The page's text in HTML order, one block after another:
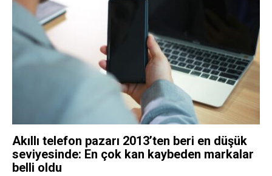
Akıllı telefon pazarı 2013’ten beri en düşük
seviyesinde: En çok kan kaybeden markalar
belli oldu